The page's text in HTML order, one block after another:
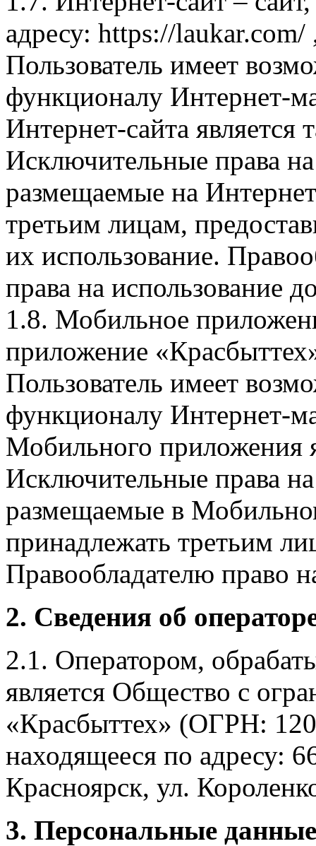
адресу: https://laukar.com/
Пользователь имеет
функционалу Интернет-
Интернет-сайта
Исключительные права
размещаемые на
третьим лицам,
их использование.
права на использование
1.8. Мобильное
приложение
Пользователь имеет
функционалу Интернет-
Мобильного приложения
Исключительные права
размещаемые в
принадлежать третьим
Правообладателю право
2. Сведения об
2.1. Оператором,
является Общество с
«Красбыттех» (ОГРН:
находящееся по адресу:
Красноярск, ул.
3. Персональные